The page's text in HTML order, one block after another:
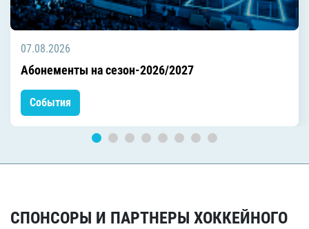
07.08.2026
Абонементы на сезон-2026/2027
События
СПОНСОРЫ И ПАРТНЕРЫ ХОККЕЙНОГО